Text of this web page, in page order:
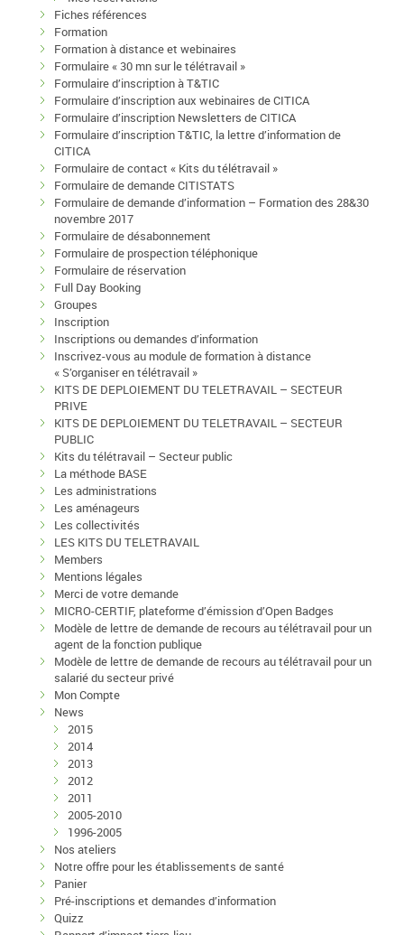
Fiches références
Formation
Formation à distance et webinaires
Formulaire « 30 mn sur le télétravail »
Formulaire d’inscription à T&TIC
Formulaire d’inscription aux webinaires de CITICA
Formulaire d’inscription Newsletters de CITICA
Formulaire d’inscription T&TIC, la lettre d’information de
CITICA
Formulaire de contact « Kits du télétravail »
Formulaire de demande CITISTATS
Formulaire de demande d’information – Formation des 28&30
novembre 2017
Formulaire de désabonnement
Formulaire de prospection téléphonique
Formulaire de réservation
Full Day Booking
Groupes
Inscription
Inscriptions ou demandes d’information
Inscrivez-vous au module de formation à distance
« S’organiser en télétravail »
KITS DE DEPLOIEMENT DU TELETRAVAIL – SECTEUR
PRIVE
KITS DE DEPLOIEMENT DU TELETRAVAIL – SECTEUR
PUBLIC
Kits du télétravail – Secteur public
La méthode BASE
Les administrations
Les aménageurs
Les collectivités
LES KITS DU TELETRAVAIL
Members
Mentions légales
Merci de votre demande
MICRO-CERTIF, plateforme d’émission d’Open Badges
Modèle de lettre de demande de recours au télétravail pour un
agent de la fonction publique
Modèle de lettre de demande de recours au télétravail pour un
salarié du secteur privé
Mon Compte
News
2015
2014
2013
2012
2011
2005-2010
1996-2005
Nos ateliers
Notre offre pour les établissements de santé
Panier
Pré-inscriptions et demandes d’information
Quizz